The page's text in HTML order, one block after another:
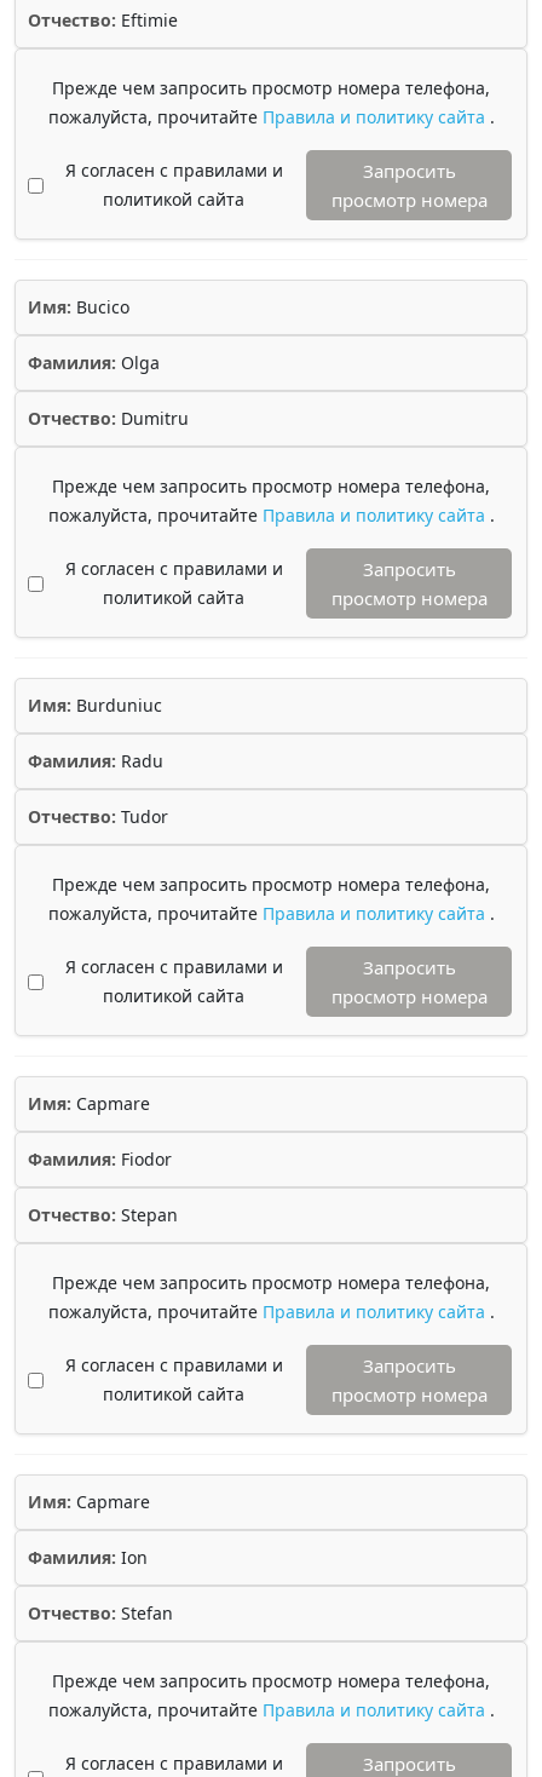
Отчество: Eftimie
Прежде чем запросить просмотр номера телефона,
пожалуйста, прочитайте Правила и политику сайта .
Я согласен с правилами и
политикой сайта
Запросить
просмотр номера
Имя: Bucico
Фамилия: Olga
Отчество: Dumitru
Прежде чем запросить просмотр номера телефона,
пожалуйста, прочитайте Правила и политику сайта .
Я согласен с правилами и
политикой сайта
Запросить
просмотр номера
Имя: Burduniuc
Фамилия: Radu
Отчество: Tudor
Прежде чем запросить просмотр номера телефона,
пожалуйста, прочитайте Правила и политику сайта .
Я согласен с правилами и
политикой сайта
Запросить
просмотр номера
Имя: Capmare
Фамилия: Fiodor
Отчество: Stepan
Прежде чем запросить просмотр номера телефона,
пожалуйста, прочитайте Правила и политику сайта .
Я согласен с правилами и
политикой сайта
Запросить
просмотр номера
Имя: Capmare
Фамилия: Ion
Отчество: Stefan
Прежде чем запросить просмотр номера телефона,
пожалуйста, прочитайте Правила и политику сайта .
Я согласен с правилами и
Запросить